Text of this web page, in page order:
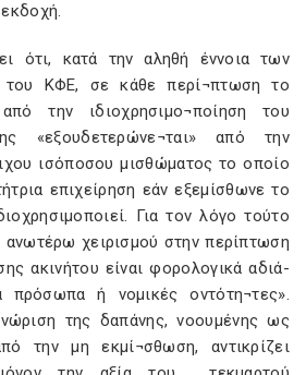
ότι, κατά την αληθή έννοια των
του ΚΦΕ, σε κάθε περί¬πτωση το
την ιδιοχρησιμο¬ποίηση του
«εξουδετερώνε¬ται» από την
ισόποσου μισθώματος το οποίο
επιχείρηση εάν εξεμίσθωνε το
Για τον λόγο τούτο
χειρισμού στην περίπτωση
ακινήτου είναι φορολογικά αδιά-
ή νομικές οντότη¬τες».
της δαπάνης, νοουμένης ως
την μη εκμί¬σθωση, αντικρίζει